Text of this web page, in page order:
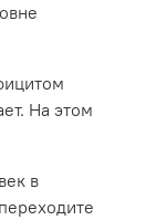
На этом
в